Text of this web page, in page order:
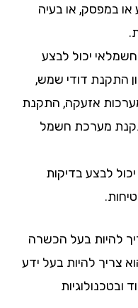
או בעיה
יכול לבצע
דודי שמש,
אזעקה, התקנת
מערכת חשמל
בדיקות
בעל הכשרה
להיות בעל ידע